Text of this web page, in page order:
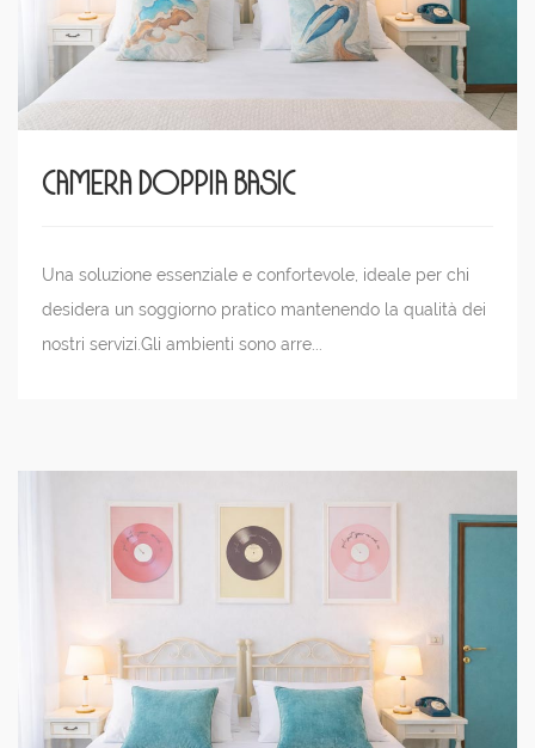
Camera Doppia Basic
Una soluzione essenziale e confortevole, ideale per chi
desidera un soggiorno pratico mantenendo la qualità dei
nostri servizi.Gli ambienti sono arre...